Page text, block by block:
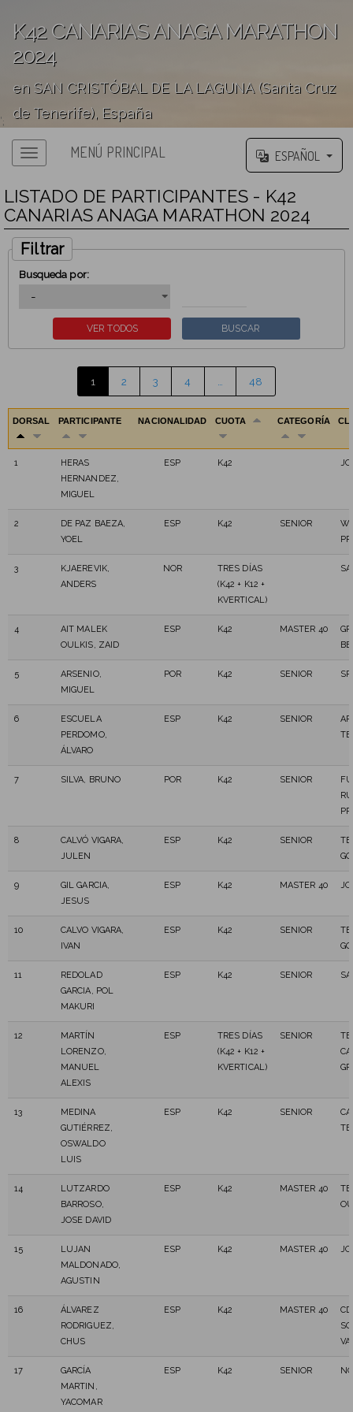
K42 CANARIAS ANAGA MARATHON
2024
en SAN CRISTÓBAL DE LA LAGUNA (Santa Cruz
de Tenerife), España
';
MENÚ PRINCIPAL ESPAÑOL
LISTADO DE PARTICIPANTES - K42
CANARIAS ANAGA MARATHON 2024
Filtrar
Busqueda por:
1 2 3 4 48
DORSAL PARTICIPANTE NACIONALIDAD CUOTA CATEGORÍA
1
HERAS
HERNANDEZ,
MIGUEL
ESP K42
2
DE PAZ BAEZA,
YOEL
ESP K42 SENIOR
3
KJAEREVIK,
ANDERS
NOR
TRES DÍAS
(K42 + K12 +
KVERTICAL)
4
AIT MALEK
OULKIS, ZAID
ESP K42 MASTER 40
5
ARSENIO,
MIGUEL
POR K42 SENIOR
6
ESCUELA
PERDOMO,
ÁLVARO
ESP K42 SENIOR
7 SILVA, BRUNO POR K42 SENIOR
8
CALVÓ VIGARA,
JULEN
ESP K42 SENIOR
9
GIL GARCIA,
JESUS
ESP K42 MASTER 40
10
CALVO VIGARA,
IVAN
ESP K42 SENIOR
11
REDOLAD
GARCIA, POL
MAKURI
ESP K42 SENIOR
12
MARTÍN
LORENZO,
MANUEL
ALEXIS
ESP
TRES DÍAS
(K42 + K12 +
KVERTICAL)
SENIOR
13
MEDINA
GUTIÉRREZ,
OSWALDO
LUIS
ESP K42 SENIOR
14
LUTZARDO
BARROSO,
JOSE DAVID
ESP K42 MASTER 40
15
LUJAN
MALDONADO,
AGUSTIN
ESP K42 MASTER 40
16
ÁLVAREZ
RODRIGUEZ,
CHUS
ESP K42 MASTER 40
CD
17
GARCÍA
MARTIN,
YACOMAR
ESP K42 SENIOR